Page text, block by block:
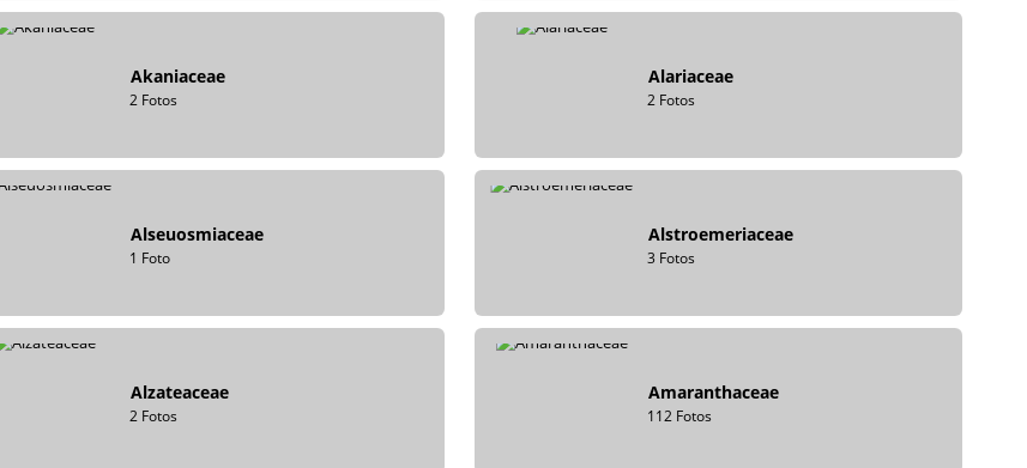
Akaniaceae
2 Fotos
Alariaceae
2 Fotos
Alseuosmiaceae
1 Foto
Alstroemeriaceae
3 Fotos
Alzateaceae
2 Fotos
Amaranthaceae
112 Fotos